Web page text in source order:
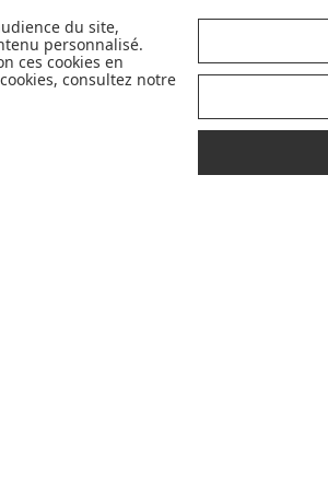
des marques partenaires
innovantes telles que Cybex,
Liewood, Charlie Crane,
etc...
vous accompagner dans vos
du site,
personnalisé.
ces cookies en
consultez notre